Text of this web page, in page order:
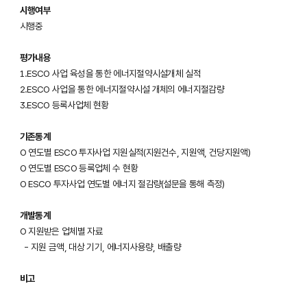
시행여부
시행중
평가내용
1.ESCO 사업 육성을 통한 에너지절약시설개체 실적
2.ESCO 사업을 통한 에너지절약시설 개체의 에너지절감량
3.ESCO 등록사업체 현황
기존통계
O 연도별 ESCO 투자사업 지원실적(지원건수, 지원액, 건당지원액)
O 연도별 ESCO 등록업체 수 현황
O ESCO 투자사업 연도별 에너지 절감량(설문을 통해 측정)
개발통계
O 지원받은 업체별 자료
  - 지원 금액, 대상 기기, 에너지사용량, 배출량
비고